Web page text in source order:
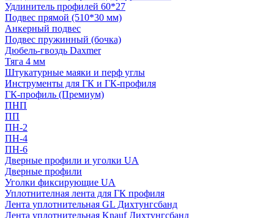
Удлинитель профилей 60*27
Подвес прямой (510*30 мм)
Анкерный подвес
Подвес пружинный (бочка)
Дюбель-гвоздь Daxmer
Тяга 4 мм
Штукатурные маяки и перф углы
Инструменты для ГК и ГК-профиля
ГК-профиль (Премиум)
ПНП
ПП
ПН-2
ПН-4
ПН-6
Дверные профили и уголки UA
Дверные профили
Уголки фиксирующие UA
Уплотнителная лента для ГК профиля
Лента уплотнительная GL Дихтунгсбанд
Лента уплотнительная Knauf Дихтунгсбанд